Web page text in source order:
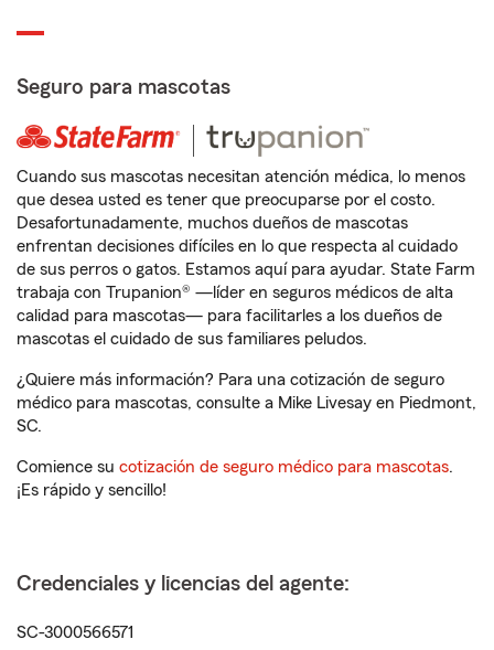
Seguro para mascotas
Cuando sus mascotas necesitan atención médica, lo menos
que desea usted es tener que preocuparse por el costo.
Desafortunadamente, muchos dueños de mascotas
enfrentan decisiones difíciles en lo que respecta al cuidado
de sus perros o gatos. Estamos aquí para ayudar. State Farm
trabaja con Trupanion® —líder en seguros médicos de alta
calidad para mascotas— para facilitarles a los dueños de
mascotas el cuidado de sus familiares peludos.
¿Quiere más información? Para una cotización de seguro
médico para mascotas, consulte a Mike Livesay en Piedmont,
SC.
Comience su cotización de seguro médico para mascotas.
¡Es rápido y sencillo!
Credenciales y licencias del agente:
SC-3000566571